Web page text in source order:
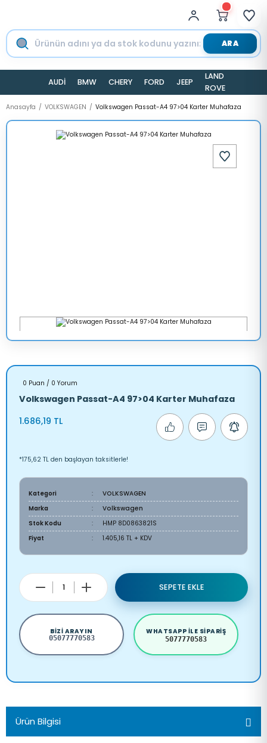
ARA
AUDİ BMW CHERY FORD JEEP
LAND
ROVER
Anasayfa VOLKSWAGEN Volkswagen Passat-A4 97>04 Karter Muhafaza
0 Puan / 0 Yorum
Volkswagen Passat-A4 97>04 Karter Muhafaza
1.686,19 TL
*175,62 TL den başlayan taksitlerle!
Kategori
VOLKSWAGEN
Marka
Volkswagen
Stok Kodu
HMP 8D0863821S
Fiyat
1.405,16 TL + KDV
SEPETE EKLE
BIZI ARAYIN
05077770583
WHATSAPP ILE SIPARIŞ
5077770583
Ürün Bilgisi